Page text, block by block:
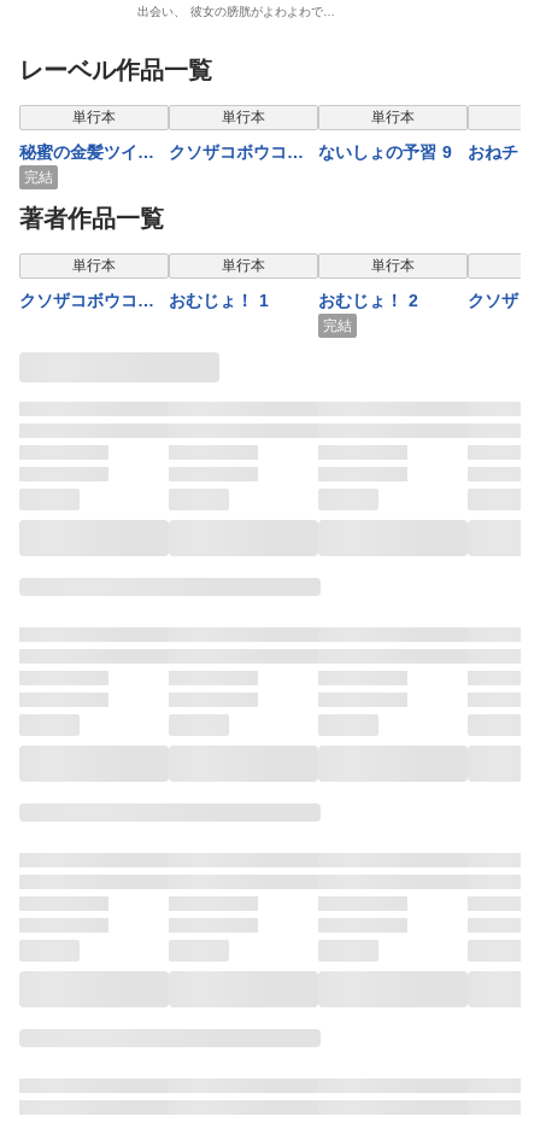
出会い、 彼女の膀胱がよわよわで…
レーベル作品一覧
単行本
秘蜜の金髪ツイン
テール 3
完結
単行本
クソザコボウコウ
単行本
ないしょの予習 9
表示
おねチ
著者作品一覧
単行本
クソザコボウコウ
単行本
おむじょ！ 1
単行本
おむじょ！ 2
完結
クソザ